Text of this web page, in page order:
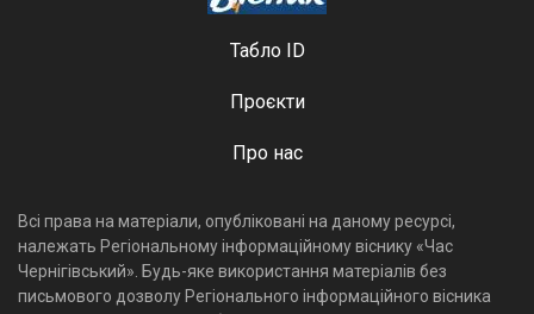
Табло ID
Проєкти
Про нас
Всі права на матеріали, опубліковані на даному ресурсі,
належать Регіональному інформаційному віснику «Час
Чернігівський». Будь-яке використання матеріалів без
письмового дозволу Регіонального інформаційного вісника